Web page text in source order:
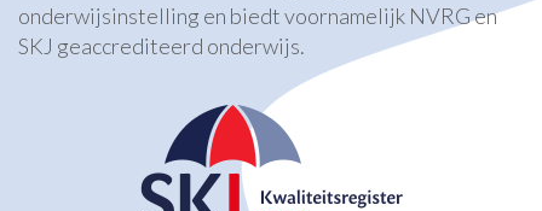
onderwijsinstelling en biedt voornamelijk NVRG en
SKJ geaccrediteerd onderwijs.